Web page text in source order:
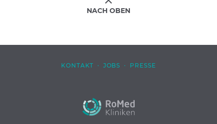
NACH OBEN
KONTAKT · JOBS · PRESSE